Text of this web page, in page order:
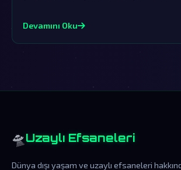
kanıtı olduğuna dair şüpheleri
Devamını Oku
🛸 Uzaylı Efsaneleri
Dünya dışı yaşam ve uzaylı efsaneleri